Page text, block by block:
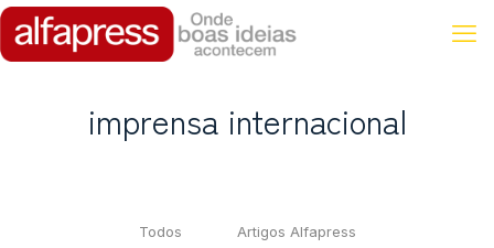
imprensa internacional
Todos Artigos Alfapress